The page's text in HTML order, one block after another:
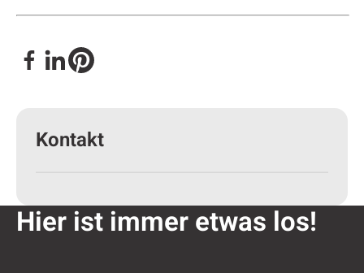
Kontakt
Hier ist immer etwas los!